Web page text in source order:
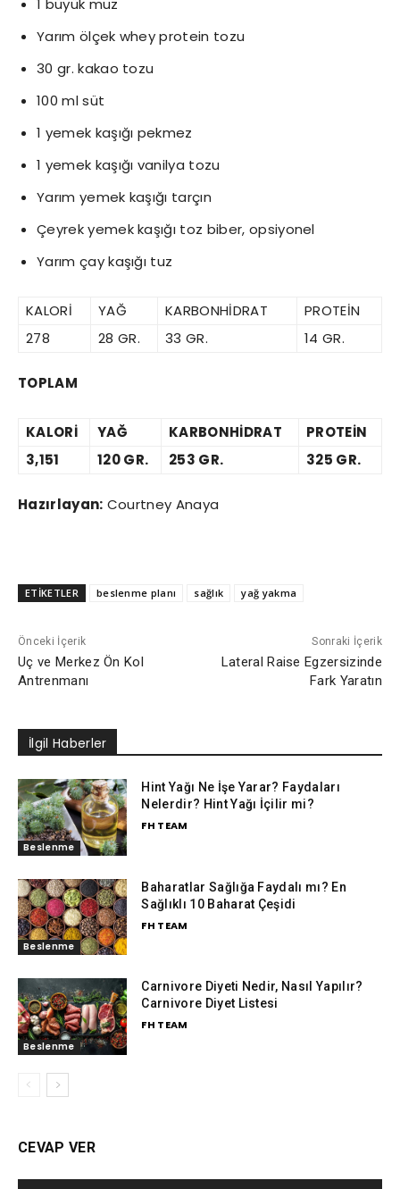
1 büyük muz
Yarım ölçek whey protein tozu
30 gr. kakao tozu
100 ml süt
1 yemek kaşığı pekmez
1 yemek kaşığı vanilya tozu
Yarım yemek kaşığı tarçın
Çeyrek yemek kaşığı toz biber, opsiyonel
Yarım çay kaşığı tuz
KALORİ YAĞ KARBONHİDRAT
PROTEİN
278
28 GR. 33 GR. 14 GR.
TOPLAM
KALORİ YAĞ KARBONHİDRAT
PROTEİN
3,151
120 GR. 253 GR. 325 GR.
Hazırlayan: Courtney Anaya
ETİKETLER beslenme planı sağlık yağ yakma
Önceki İçerik
Uç ve Merkez Ön Kol
Antrenmanı
Sonraki İçerik
Lateral Raise Egzersizinde
Fark Yaratın
İlgil Haberler
Beslenme
Hint Yağı Ne İşe Yarar? Faydaları
Nelerdir? Hint Yağı İçilir mi?
FH TEAM
Beslenme
Baharatlar Sağlığa Faydalı mı? En
Sağlıklı 10 Baharat Çeşidi
FH TEAM
Beslenme
Carnivore Diyeti Nedir, Nasıl Yapılır?
Carnivore Diyet Listesi
FH TEAM
CEVAP VER